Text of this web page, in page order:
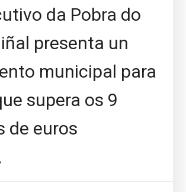
da Pobra do
presenta un
municipal para
supera os 9
de euros